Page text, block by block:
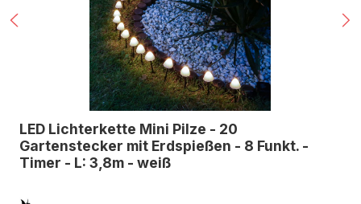
LED Lichterkette Mini Pilze - 20
Gartenstecker mit Erdspießen - 8 Funkt. -
Timer - L: 3,8m - weiß